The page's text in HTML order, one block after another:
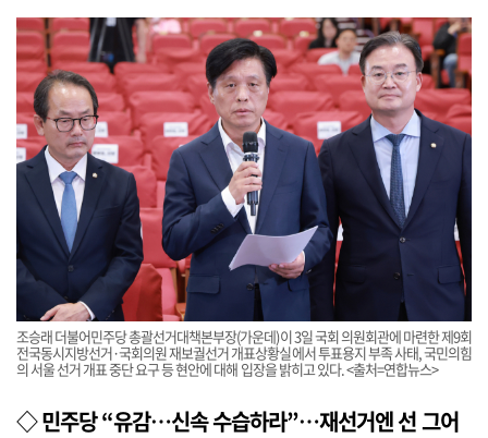
조승래 더불어민주당 총괄선거대책본부장(가운데)이 3일 국회 의원회관에 마련한 제9회
전국동시지방선거·국회의원 재보궐선거 개표상황실에서 투표용지 부족 사태, 국민의힘
의 서울 선거 개표 중단 요구 등 현안에 대해 입장을 밝히고 있다. <출처=연합뉴스>
◇ 민주당 “유감…신속 수습하라”…재선거엔 선 그어